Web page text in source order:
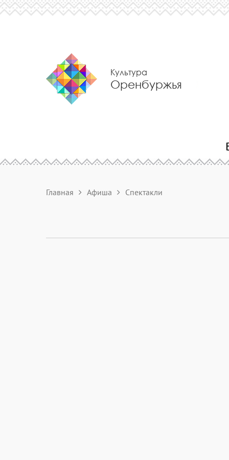
Культура
Оренбуржья
Главная Афиша Спектакли